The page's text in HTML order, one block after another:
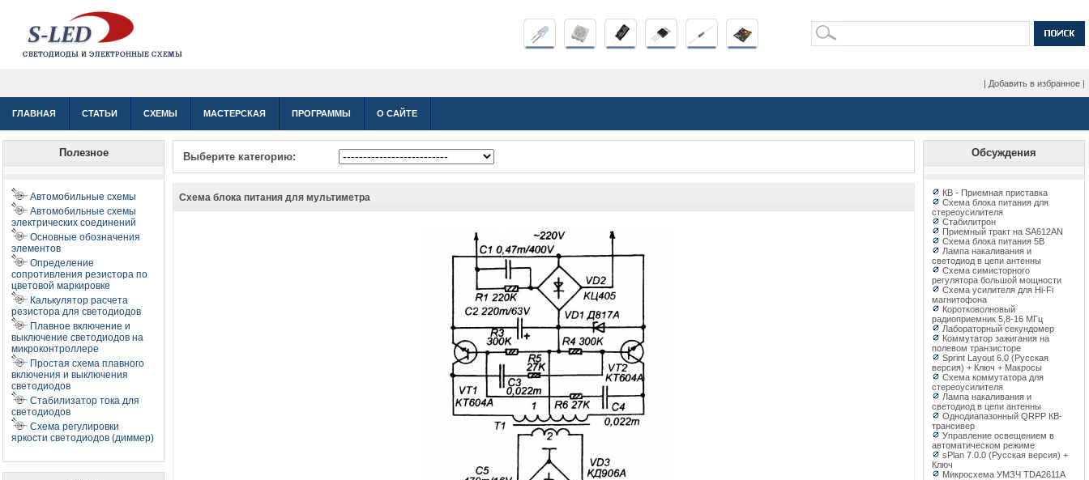
| Добавить в избранное |
ГЛАВНАЯ СТАТЬИ СХЕМЫ МАСТЕРСКАЯ ПРОГРАММЫ О САЙТЕ
Полезное
Автомобильные схемы
Автомобильные схемы
электрических соединений
Основные обозначения
элементов
Определение
сопротивления резистора по
цветовой маркировке
Калькулятор расчета
резистора для светодиодов
Плавное включение и
выключение светодиодов на
микроконтроллере
Простая схема плавного
включения и выключения
светодиодов
Стабилизатор тока для
светодиодов
Схема регулировки
яркости светодиодов (диммер)
Выберите категорию:
Схема блока питания для мультиметра
Обсуждения
КВ - Приемная приставка
Схема блока питания для
стереоусилителя
Стабилитрон
Приемный тракт на SA612AN
Схема блока питания 5В
Лампа накаливания и
светодиод в цепи антенны
Схема симисторного
регулятора большой мощности
Схема усилителя для Hi-Fi
магнитофона
Коротковолновый
радиоприемник 5,8-16 МГц
Лабораторный секундомер
Коммутатор зажигания на
полевом транзисторе
Sprint Layout 6.0 (Русская
версия) + Ключ + Макросы
Схема коммутатора для
стереоусилителя
Лампа накаливания и
светодиод в цепи антенны
Однодиапазонный QRPP КВ-
трансивер
Управление освещением в
автоматическом режиме
sPlan 7.0.0 (Русская версия) +
Ключ
Микросхема УМЗЧ TDA2611A